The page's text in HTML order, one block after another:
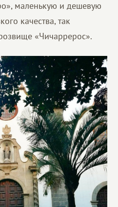
маленькую и дешевую
качества, так
«Чичаррерос».